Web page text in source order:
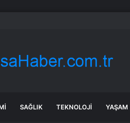
sahilde silahlarla devriye atıyor
SAĞLIK TEKNOLOJI YAŞAM